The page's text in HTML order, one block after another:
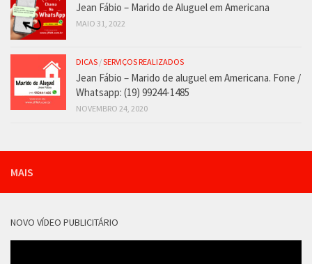
Jean Fábio – Marido de Aluguel em Americana
MAIO 31, 2022
DICAS /SERVIÇOS REALIZADOS
Jean Fábio – Marido de aluguel em Americana. Fone /
Whatsapp: (19) 99244-1485
NOVEMBRO 24, 2020
MAIS
NOVO VÍDEO PUBLICITÁRIO